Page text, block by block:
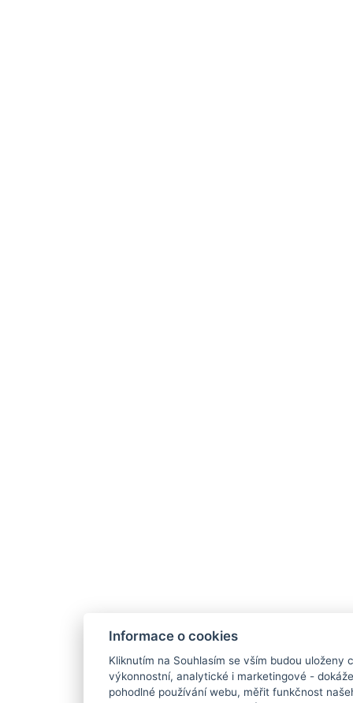
Informace o cookies
Kliknutím na Souhlasím se vším budou uloženy
výkonnostní, analytické i marketingové -
pohodlné používání webu, měřit funkčnost